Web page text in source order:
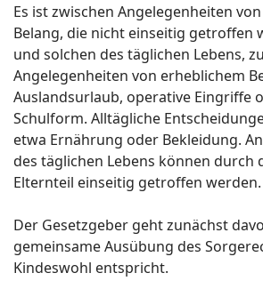
Es ist zwischen Angelegenheiten
Belang, die nicht einseitig getroffen
und solchen des täglichen Lebens,
Angelegenheiten von erheblichem
Auslandsurlaub, operative Eingriffe
Schulform. Alltägliche
etwa Ernährung oder Bekleidung.
des täglichen Lebens können durch
Elternteil einseitig getroffen werden.
Der Gesetzgeber geht zunächst
gemeinsame Ausübung des
Kindeswohl entspricht.